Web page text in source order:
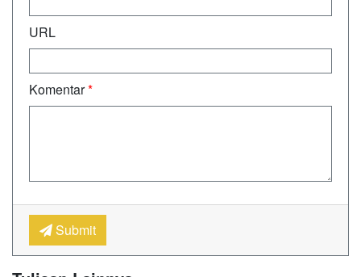
URL
Komentar*
Submit